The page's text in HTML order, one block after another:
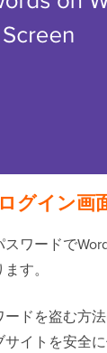
グイン画
ワードで
す。
ードを盗む方
イトを安全